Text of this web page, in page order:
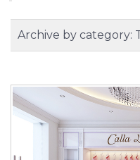
Archive by category: